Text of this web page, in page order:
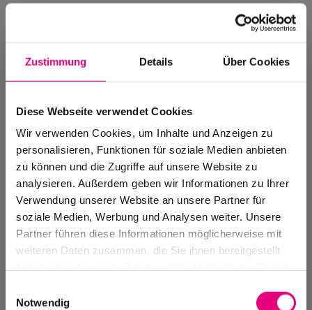
Zustimmung Details Über Cookies
Diese Webseite verwendet Cookies
Wir verwenden Cookies, um Inhalte und Anzeigen zu
personalisieren, Funktionen für soziale Medien anbieten
zu können und die Zugriffe auf unsere Website zu
analysieren. Außerdem geben wir Informationen zu Ihrer
Verwendung unserer Website an unsere Partner für
soziale Medien, Werbung und Analysen weiter. Unsere
Partner führen diese Informationen möglicherweise mit
weiteren Daten zusammen, die Sie ihnen bereitgestellt
Notwendig
Events Archive
Past events, festivals, and venues